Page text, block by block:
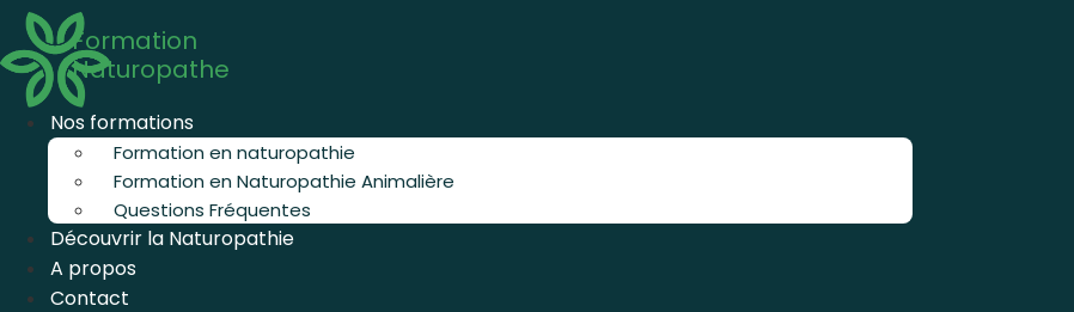
Aller
contenu
Formation
Naturopathe
Nos formations
Formation en naturopathie
Formation en Naturopathie Animalière
Questions Fréquentes
Découvrir la Naturopathie
A propos
Contact